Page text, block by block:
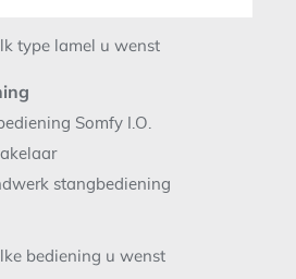
type lamel u wenst
Somfy I.O.
stangbediening
bediening u wenst